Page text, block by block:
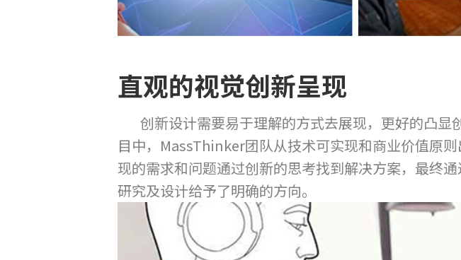
直观的视觉创新呈现
创新设计需要易于理解的方式去展现，更好的凸显
目中，MassThinker团队从技术可实现和商业价值原
现的需求和问题通过创新的思考找到解决方案，最终
研究及设计给予了明确的方向。